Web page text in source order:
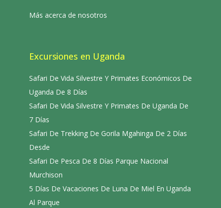
Más acerca de nosotros
Excursiones en Uganda
Safari De Vida Silvestre Y Primates Económicos De
Uganda De 8 Días
Safari De Vida Silvestre Y Primates De Uganda De
7 Días
Safari De Trekking De Gorila Mgahinga De 2 Días
Desde
Safari De Pesca De 8 Días Parque Nacional
Murchison
5 Días De Vacaciones De Luna De Miel En Uganda
Al Parque